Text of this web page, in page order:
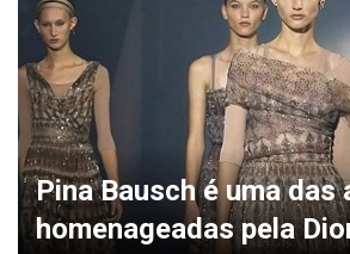
Pina Bausch é uma
homenageadas pela